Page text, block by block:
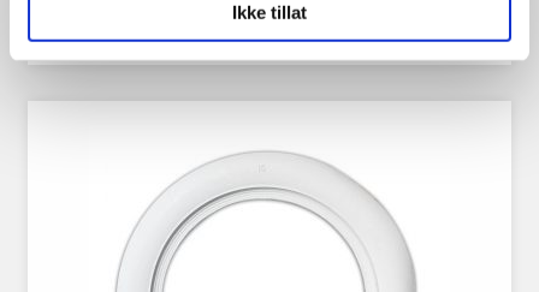
Ikke tillat
Se flere detaljer